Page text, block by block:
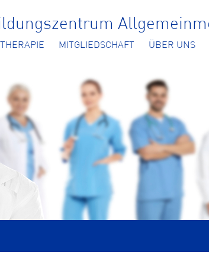
MITGLIEDSCHAFT ÜBER UNS